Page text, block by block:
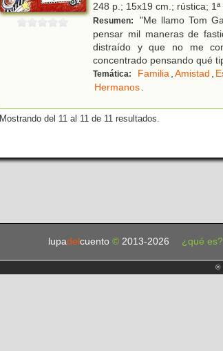
248 p.; 15x19 cm.; rústica;
Resumen:
"Me llamo Tom
pensar mil maneras de
distraído y que no me
concentrado pensando qué
Temática: Familia,Amistad ,
Hermanos.
Mostrando del 11 al 11 de 11 resultados.
lupadel cuento © 2013-2026 ¿qué es?
©